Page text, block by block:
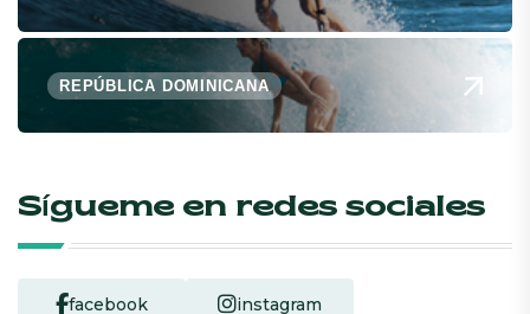
REPÚBLICA DOMINICANA
Sígueme en redes sociales
facebook instagram